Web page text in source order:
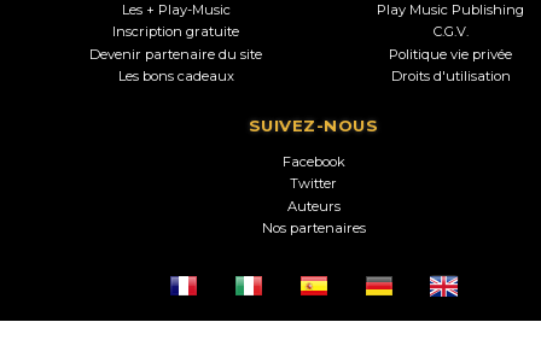
Les + Play-Music
Inscription gratuite
Devenir partenaire du site
Les bons cadeaux
Play Music Publishing
C.G.V.
Politique vie privée
Droits d'utilisation
SUIVEZ-NOUS
Facebook
Twitter
Auteurs
Nos partenaires